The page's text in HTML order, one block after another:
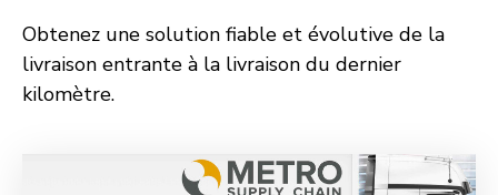
Obtenez une solution fiable et évolutive de la
livraison entrante à la livraison du dernier
kilomètre.